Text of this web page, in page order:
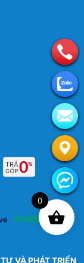
VÀ PHÁT TRIỂN
0